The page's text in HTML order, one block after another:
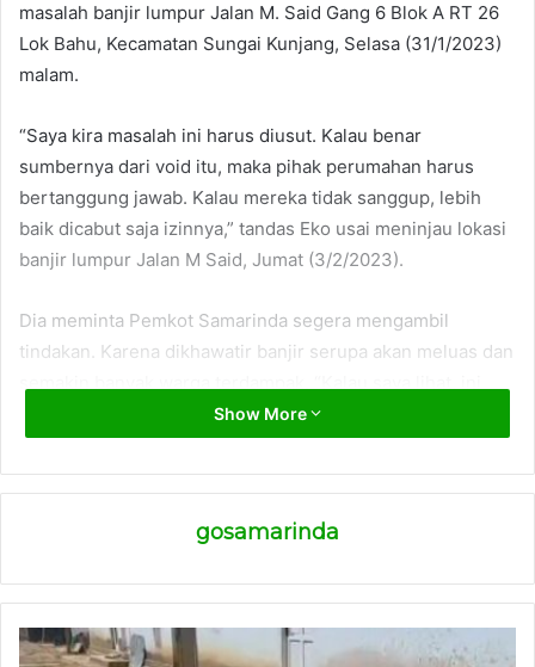
masalah banjir lumpur Jalan M. Said Gang 6 Blok A RT 26
Lok Bahu, Kecamatan Sungai Kunjang, Selasa (31/1/2023)
malam.
“Saya kira masalah ini harus diusut. Kalau benar
sumbernya dari void itu, maka pihak perumahan harus
bertanggung jawab. Kalau mereka tidak sanggup, lebih
baik dicabut saja izinnya,” tandas Eko usai meninjau lokasi
banjir lumpur Jalan M Said, Jumat (3/2/2023).
Dia meminta Pemkot Samarinda segera mengambil
tindakan. Karena dikhawatir banjir serupa akan meluas dan
sudah parah. Harus cepat dan tanggap. Anggaran
penanganan masalah ini juga harus dialokasikan. Kalau
dibiarkan, kasihan masyarakat, aktivitasnya mereka jadi
18.30 WITA, Selasa (31/1/2023) saat hujan lebat. Banjir
lumpur mengalir deras ke jalanan hingga permukiman
lebih rendah. Setidaknya warga ada 3 RT terdampak banjir
Show More
gosamarinda